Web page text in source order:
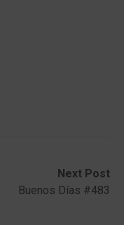
Next Post
Buenos Días #483